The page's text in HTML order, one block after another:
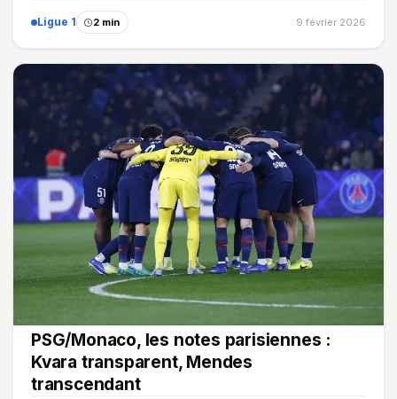
Ligue 1 2 min 9 février 2026
PSG/Monaco, les notes parisiennes :
Kvara transparent, Mendes
transcendant